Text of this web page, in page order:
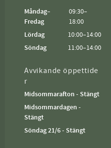
Måndag–
Fredag
09:30–
18:00
Lördag
10:00–14:00
Söndag
11:00–14:00
Avvikande öppettide
r
Midsommarafton - Stängt
Midsommardagen -
Stängt
Söndag 21/6 - Stängt